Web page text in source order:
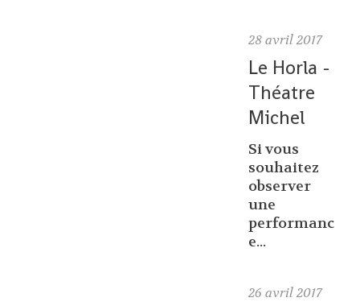
28 avril 2017
Le Horla -
Théatre
Michel
Si vous
souhaitez
observer
une
performanc
e...
26 avril 2017